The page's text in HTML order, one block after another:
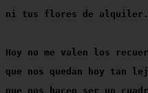
ni tus flores de alquiler.
Hoy no me valen los
que nos quedan hoy tan
que nos hacen ser un